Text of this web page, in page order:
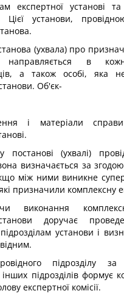
експертної установі
Цієї установи,
(ухвала) про
направляється в
а також особі, яка
Об'єк-
і матеріали
(ухвалі)
визначається за
між ними виникне
призначили комплексну
виконання
доручає
установи і
підрозділу
підрозділів формує
експертної комісії.